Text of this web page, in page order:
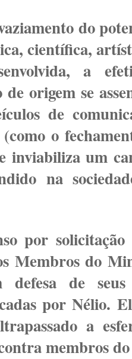
do
científica,
a
origem se
de
(como o
inviabiliza um
na
por solicitação
Membros do
de seus
por Nélio.
a
membros